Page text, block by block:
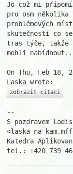
Jo což mi
pro osm několika
problémových
skutečností co
tras týče, takže
mohli
On Thu, Feb 18,
zobrazit citaci
--
S pozdravem
<laska na
Katedra
tel.: +420 739